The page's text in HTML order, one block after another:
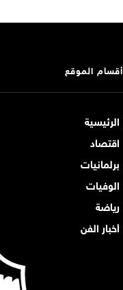
أقسام الموقع
الرئيسية
اقتصاد
برلمانيات
الوفيات
رياضة
أخبار الفن